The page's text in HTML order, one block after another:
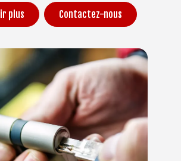
plus Contactez-nous